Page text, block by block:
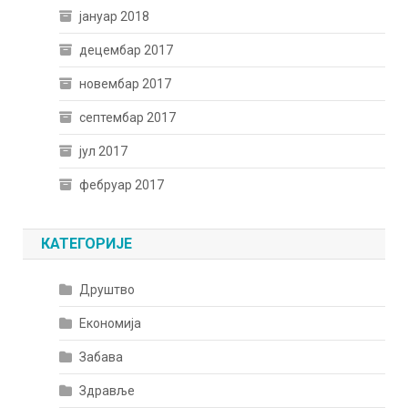
јануар 2018
децембар 2017
новембар 2017
септембар 2017
јул 2017
фебруар 2017
КАТЕГОРИЈЕ
Друштво
Економија
Забава
Здравље